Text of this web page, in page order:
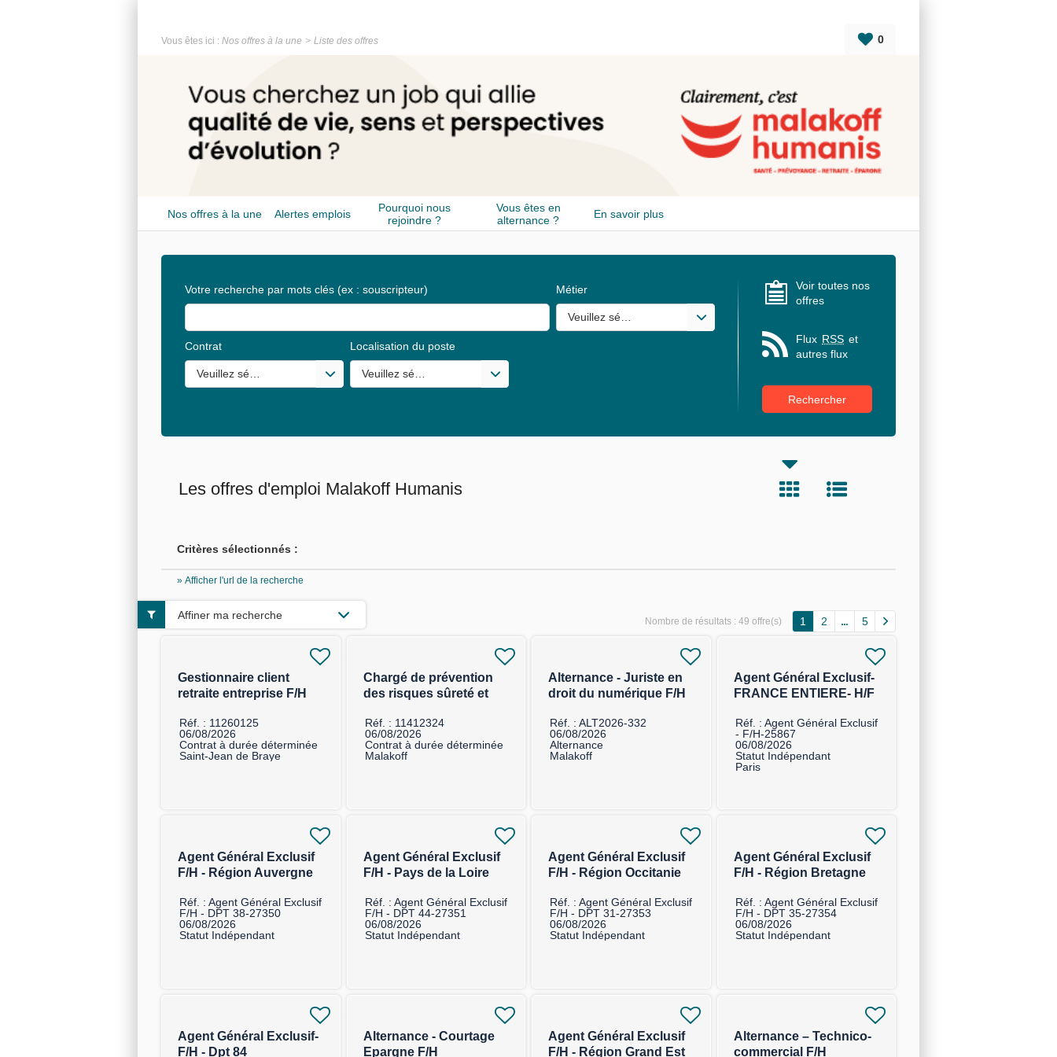
Vous êtes ici : Nos offres à la une Liste des offres 0
Nos offres à la une Alertes emplois
Pourquoi nous
rejoindre ?
Vous êtes en
alternance ?
En savoir plus
Votre recherche par mots clés (ex : souscripteur) Métier
Veuillez sélectionner une ou des valeurs
Contrat
Veuillez sélectionner une ou des valeurs
Localisation du poste
Veuillez sélectionner une ou des valeurs
Voir toutes nos
offres
Flux RSS et
autres flux
Les offres d'emploi Malakoff Humanis
Critères sélectionnés :
» Afficher l'url de la recherche
Nombre de résultats : 49 offre(s) 1 2 5
Gestionnaire client
retraite entreprise F/H
Réf. : 11260125
06/08/2026
Contrat à durée déterminée
Saint-Jean de Braye
Chargé de prévention
des risques sûreté et
Réf. : 11412324
06/08/2026
Contrat à durée déterminée
Malakoff
Alternance - Juriste en
droit du numérique F/H
Réf. : ALT2026-332
06/08/2026
Alternance
Malakoff
Agent Général Exclusif-
FRANCE ENTIERE- H/F
Réf. : Agent Général Exclusif
- F/H-25867
06/08/2026
Statut Indépendant
Paris
Agent Général Exclusif
F/H - Région Auvergne
Réf. : Agent Général Exclusif
F/H - DPT 38-27350
06/08/2026
Statut Indépendant
Agent Général Exclusif
F/H - Pays de la Loire
Réf. : Agent Général Exclusif
F/H - DPT 44-27351
06/08/2026
Statut Indépendant
Agent Général Exclusif
F/H - Région Occitanie
Réf. : Agent Général Exclusif
F/H - DPT 31-27353
06/08/2026
Statut Indépendant
Agent Général Exclusif
F/H - Région Bretagne
Réf. : Agent Général Exclusif
F/H - DPT 35-27354
06/08/2026
Statut Indépendant
Agent Général Exclusif-
F/H - Dpt 84
Alternance - Courtage
Epargne F/H
Agent Général Exclusif
F/H - Région Grand Est
Alternance – Technico-
commercial F/H
Affiner ma recherche